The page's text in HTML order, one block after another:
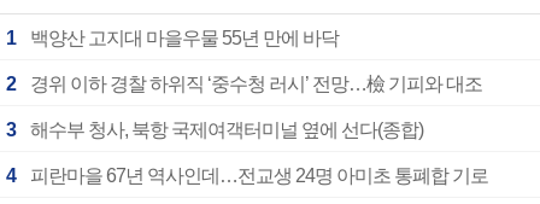
1 백양산 고지대 마을우물 55년 만에 바닥
2 경위 이하 경찰 하위직 ‘중수청 러시’ 전망…檢 기피와 대조
3 해수부 청사, 북항 국제여객터미널 옆에 선다(종합)
4 피란마을 67년 역사인데…전교생 24명 아미초 통폐합 기로